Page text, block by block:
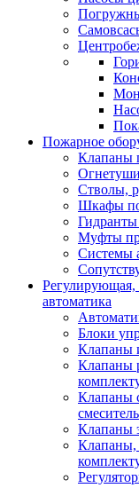
Пожарное
Клапаны
Стволы,
Шкафы
Муфты
Системы
Регулирующая,
автоматика
Блоки
Клапаны
Клапаны
Клапаны
Клапаны
Клапаны,